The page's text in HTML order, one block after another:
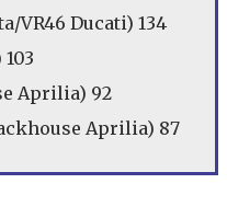
VR46 Ducati) 134
Aprilia) 92
Aprilia) 87